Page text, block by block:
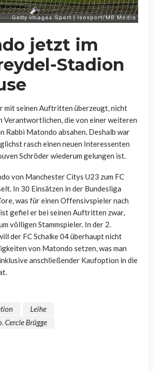
jetzt im
Stadion
mit seinen Auftritten überzeugt, nicht
Verantwortlichen, die von einer weiteren
Rabbi Matondo absahen. Deshalb war
rasch einen neuen Interessenten
Schröder wiederum gelungen ist.
von Manchester Citys U23 zum FC
In 30 Einsätzen in der Bundesliga
was für einen Offensivspieler nach
gefiel er bei seinen Auftritten zwar,
völligen Stammspieler. In der 2.
der FC Schalke 04 überhaupt nicht
von Matondo setzen, was man
anschließender Kaufoption in die
Leihe
Cercle Brügge